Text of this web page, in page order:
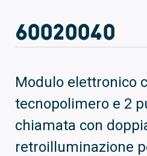
60020040
Modulo elettronico
tecnopolimero e 2
chiamata con
retroilluminazione